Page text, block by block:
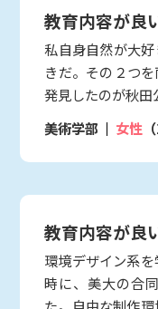
教育内容が良
私自身自然が大
きだ。その２つ
発見したのが秋田
美術学部
女性
教育内容が良
環境デザイン系
時に、美大の合